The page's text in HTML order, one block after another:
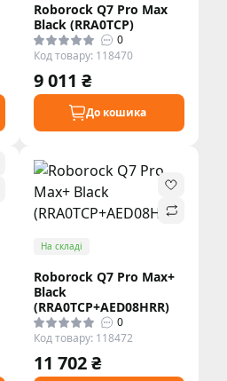
Roborock Q7 Pro Max
Black (RRA0TCP)
0
Код товару: 118470
9 011 ₴
До кошика
На складі
Roborock Q7 Pro Max+
Black
(RRA0TCP+AED08HRR)
0
Код товару: 118472
11 702 ₴